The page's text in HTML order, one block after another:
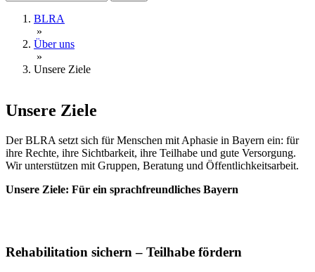
BLRA
»
Über uns
»
Unsere Ziele
Unsere Ziele
Der BLRA setzt sich für Menschen mit Aphasie in Bayern ein: für
ihre Rechte, ihre Sichtbarkeit, ihre Teilhabe und gute Versorgung.
Wir unterstützen mit Gruppen, Beratung und Öffentlichkeitsarbeit.
Unsere Ziele: Für ein sprachfreundliches Bayern
Rehabilitation sichern – Teilhabe fördern